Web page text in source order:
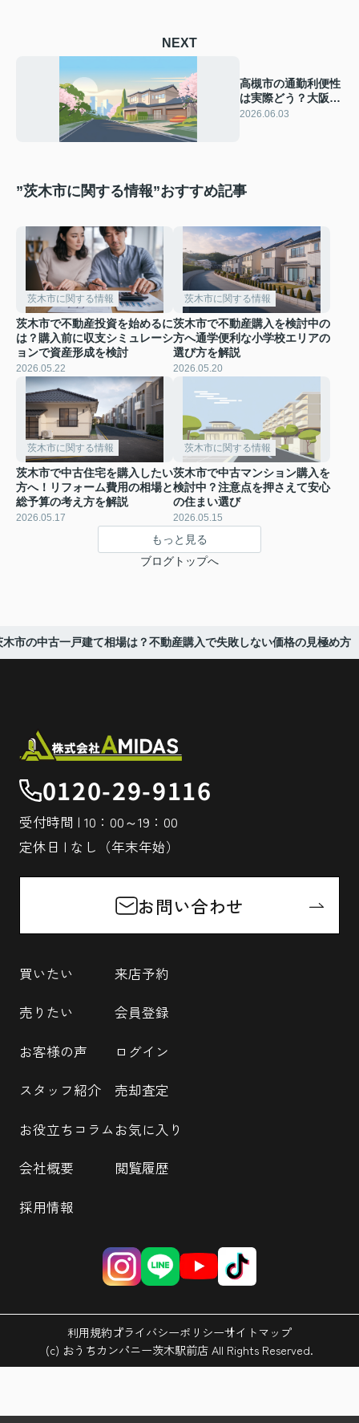
NEXT
高槻市の通勤利便性
は実際どう？大阪と
京都で比較して住み
2026.06.03
”茨木市に関する情報”おすすめ記事
茨木市に関する情報
茨木市で不動産投資を始めるに
は？購入前に収支シミュレーシ
ョンで資産形成を検討
2026.05.22
茨木市に関する情報
茨木市で不動産購入を検討中の
方へ通学便利な小学校エリアの
選び方を解説
2026.05.20
茨木市に関する情報
茨木市で中古住宅を購入したい
方へ！リフォーム費用の相場と
総予算の考え方を解説
2026.05.17
茨木市に関する情報
茨木市で中古マンション購入を
検討中？注意点を押さえて安心
の住まい選び
2026.05.15
もっと見る
ブログトップへ
木市の中古一戸建て相場は？不動産購入で失敗しない価格の見極め方
0120-29-9116
受付時間 | 10：00～19：00
定休日 | なし（年末年始）
お問い合わせ
買いたい
売りたい
お客様の声
スタッフ紹介
お役立ちコラム
会社概要
採用情報
来店予約
会員登録
ログイン
売却査定
お気に入り
閲覧履歴
利用規約プライバシーポリシーサイトマップ
(c) おうちカンパニー茨木駅前店 All Rights Reserved.